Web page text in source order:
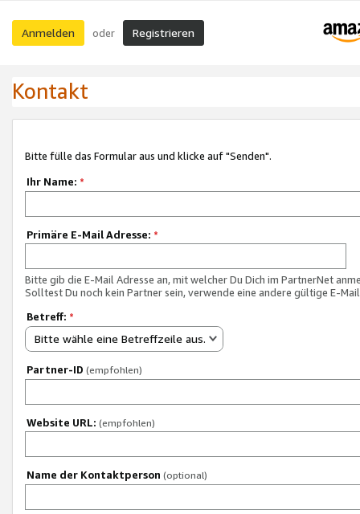
Anmelden oder Registrieren
Kontakt
Bitte fülle das Formular aus und klicke auf "Senden".
Ihr Name: *
Primäre E-Mail Adresse: *
Bitte gib die E-Mail Adresse an, mit welcher Du Dich im PartnerNet
Solltest Du noch kein Partner sein, verwende eine andere gültige E-
Betreff: *
Bitte wähle eine Betreffzeile aus.
Partner-ID (empfohlen)
Website URL: (empfohlen)
Name der Kontaktperson (optional)